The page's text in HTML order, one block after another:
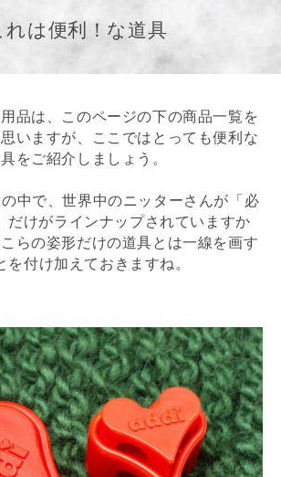
れは便利！な道具
品は、このページの下の商品一覧を
いますが、ここではとっても便利な
をご紹介しましょう。
中で、世界中のニッターさんが「必
だけがラインナップされていますか
らの姿形だけの道具とは一線を画す
を付け加えておきますね。